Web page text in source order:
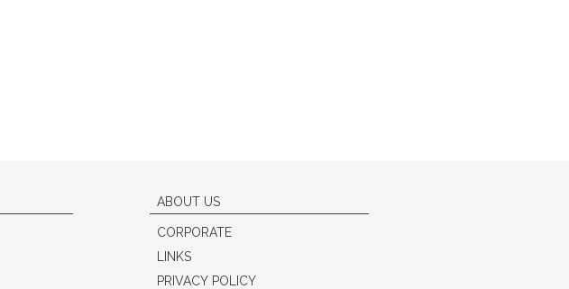
ABOUT US
CORPORATE
LINKS
PRIVACY POLICY